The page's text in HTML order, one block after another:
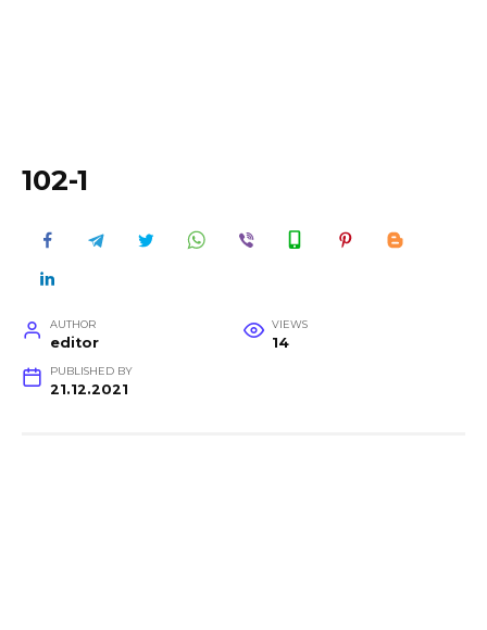
102-1
AUTHOR
editor
VIEWS
14
PUBLISHED BY
21.12.2021